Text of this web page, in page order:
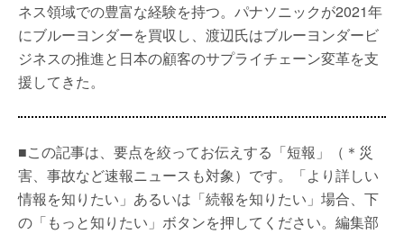
ネス領域での豊富な経験を持つ。パナソニックが2021年
にブルーヨンダーを買収し、渡辺氏はブルーヨンダービ
ジネスの推進と日本の顧客のサプライチェーン変革を支
援してきた。
■この記事は、要点を絞ってお伝えする「短報」（＊災
害、事故など速報ニュースも対象）です。「より詳しい
情報を知りたい」あるいは「続報を知りたい」場合、下
の「もっと知りたい」ボタンを押してください。編集部